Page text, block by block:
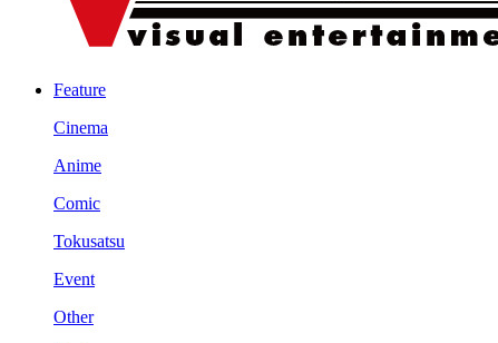
Feature
Cinema
Anime
Comic
Tokusatsu
Event
Other